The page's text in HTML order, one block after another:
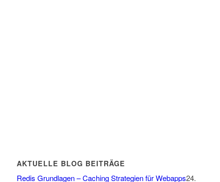
AKTUELLE BLOG BEITRÄGE
Redis Grundlagen – Caching Strategien für Webapps24.